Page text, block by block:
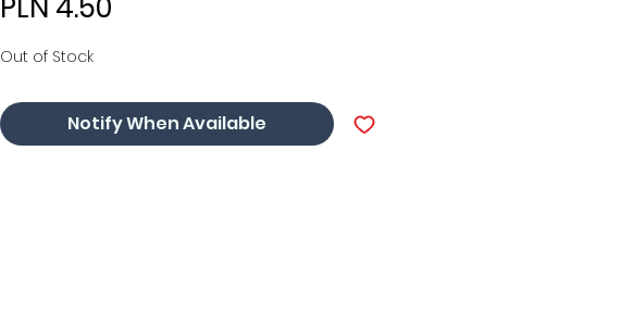
Out of Stock
Notify When Available